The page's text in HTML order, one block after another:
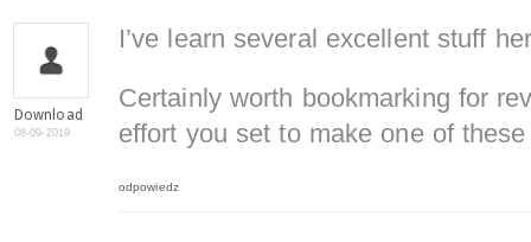
Download
08-09-2019
I’ve learn several excellent stuff
Certainly worth bookmarking for
effort you set to make one of
odpowiedz